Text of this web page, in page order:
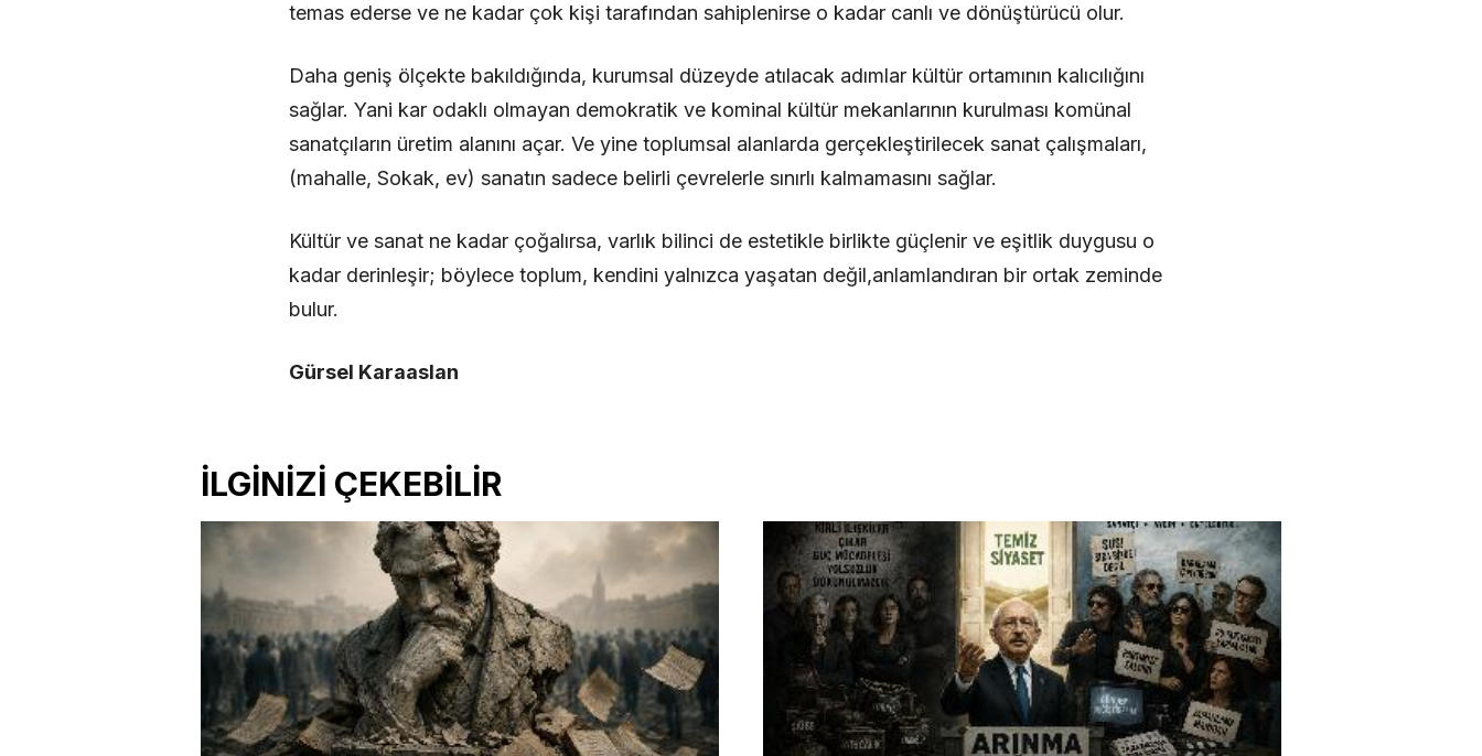
temas ederse ve ne kadar çok kişi tarafından sahiplenirse o kadar canlı ve dönüştürücü olur.
Daha geniş ölçekte bakıldığında, kurumsal düzeyde atılacak adımlar kültür ortamının kalıcılığını
sağlar. Yani kar odaklı olmayan demokratik ve kominal kültür mekanlarının kurulması komünal
sanatçıların üretim alanını açar. Ve yine toplumsal alanlarda gerçekleştirilecek sanat çalışmaları,
(mahalle, Sokak, ev) sanatın sadece belirli çevrelerle sınırlı kalmamasını sağlar.
Kültür ve sanat ne kadar çoğalırsa, varlık bilinci de estetikle birlikte güçlenir ve eşitlik duygusu o
kadar derinleşir; böylece toplum, kendini yalnızca yaşatan değil,anlamlandıran bir ortak zeminde
bulur.
Gürsel Karaaslan
İLGİNİZİ ÇEKEBİLİR